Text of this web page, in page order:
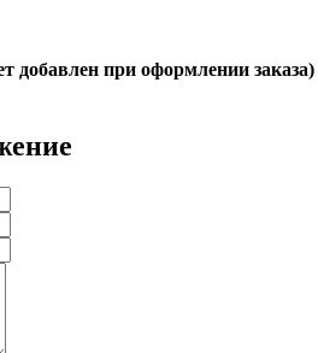
добавлен при оформлении заказа)